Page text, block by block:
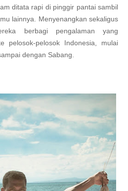
ditata rapi di pinggir pantai sambil
lainnya. Menyenangkan sekaligus
berbagi pengalaman yang
pelosok-pelosok Indonesia, mulai
dengan Sabang.